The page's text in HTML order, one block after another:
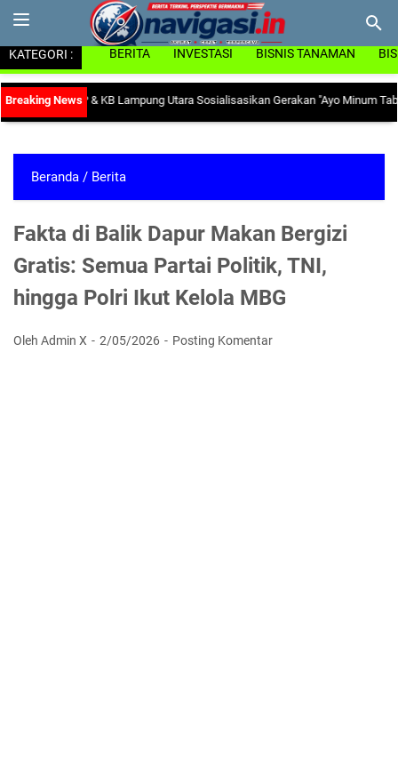
KATEGORI : BERITA INVESTASI BISNIS TANAMAN
PP & KB Lampung Utara Sosialisasikan Gerakan "Ayo Minum Tablet
Beranda / Berita
Fakta di Balik Dapur Makan Bergizi
Gratis: Semua Partai Politik, TNI,
hingga Polri Ikut Kelola MBG
Oleh Admin X 2/05/2026 Posting Komentar